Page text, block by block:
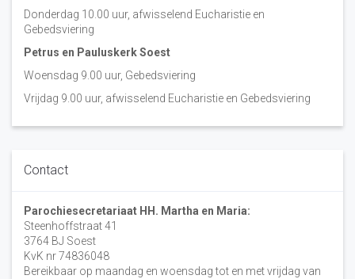
Donderdag 10.00 uur, afwisselend Eucharistie en
Gebedsviering
Petrus en Pauluskerk Soest
Woensdag 9.00 uur, Gebedsviering
Vrijdag 9.00 uur, afwisselend Eucharistie en Gebedsviering
Contact
Parochiesecretariaat HH. Martha en Maria:
Steenhoffstraat 41
3764 BJ Soest
KvK nr 74836048
Bereikbaar op maandag en woensdag tot en met vrijdag van